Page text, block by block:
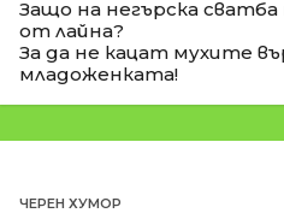
Защо на негърска
от лайна?
За да не кацат мухите
младоженката!
ЧЕРЕН ХУМОР